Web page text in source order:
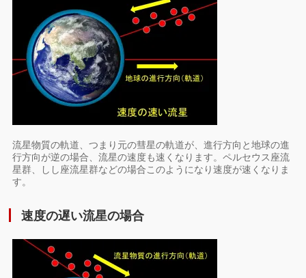
流星物質の軌道、つまり元の彗星の軌道が、進行方向と地球の進
行方向が逆の場合、流星の速度も速くなります。ペルセウス座流
星群、しし座流星群などの場合このようになり速度が速くなりま
す。
速度の遅い流星の場合